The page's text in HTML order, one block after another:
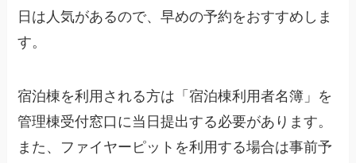
日は人気があるので、早めの予約をおすすめしま
す。
宿泊棟を利用される方は「宿泊棟利用者名簿」を
管理棟受付窓口に当日提出する必要があります。
また、ファイヤーピットを利用する場合は事前予